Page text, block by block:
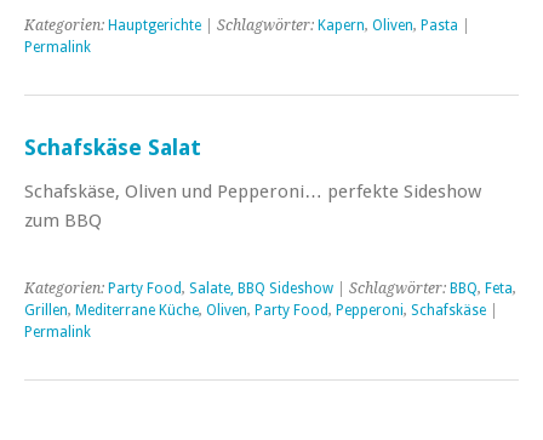
Kategorien: Hauptgerichte | Schlagwörter: Kapern, Oliven, Pasta
Permalink
Schafskäse Salat
Schafskäse, Oliven und Pepperoni… perfekte Sideshow
zum BBQ
Kategorien: Party Food, Salate, BBQ Sideshow | Schlagwörter: BBQ, Feta,
Grillen, Mediterrane Küche, Oliven, Party Food, Pepperoni, Schafskäse
Permalink